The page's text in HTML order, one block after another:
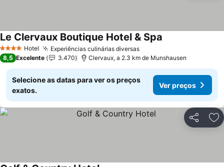
4 EstrelasHotel Experiências culinárias diversas
Le Clervaux Boutique Hotel & Spa
8,5 Excelente 3.470 Clervaux, a 2.3 km de Munshausen
Selecione as datas para ver os preços
exatos.
Ver preços
Partilhar